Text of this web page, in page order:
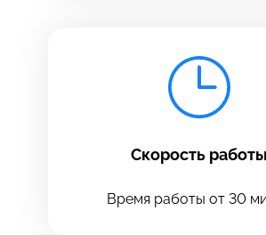
Скорость работы
Время работы от 30